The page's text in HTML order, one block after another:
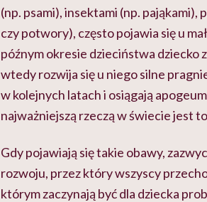
(np. psami), insektami (np.
czy potwory), często pojawia się u
późnym okresie dzieciństwa dziecko
wtedy rozwija się u niego silne
w kolejnych latach i osiągają
najważniejszą rzeczą w świecie jest
Gdy pojawiają się takie obawy,
rozwoju, przez który wszyscy
którym zaczynają być dla dziecka